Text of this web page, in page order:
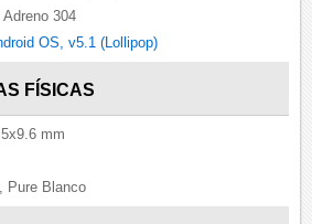
304
OS, v5.1 (Lollipop)
FÍSICAS
mm
Pure Blanco